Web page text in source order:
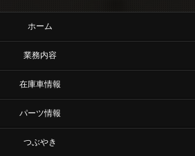
ホーム
業務内容
在庫車情報
パーツ情報
つぶやき